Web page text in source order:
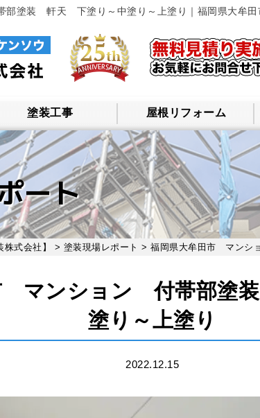
塗装 軒天 下塗り～中塗り～上塗り｜福岡県大牟田
塗装工事 屋根リフォーム
ート
式会社】 > 塗装現場レポート > 福岡県大牟田市 マンシ
マンション 付帯部塗
塗り～上塗り
2022.12.15